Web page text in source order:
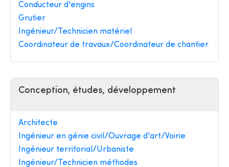
Conducteur d'engins
Grutier
Ingénieur/Technicien matériel
Coordinateur de travaux/Coordinateur de chantier
Conception, études, développement
Architecte
Ingénieur en génie civil/Ouvrage d'art/Voirie
Ingénieur territorial/Urbaniste
Ingénieur/Technicien méthodes